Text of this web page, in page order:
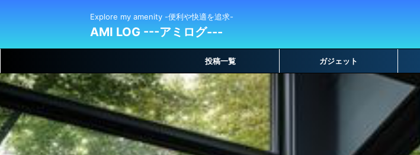
Explore my amenity -便利や快適を追求-
AMI LOG ---アミログ---
投稿一覧 ガジェット